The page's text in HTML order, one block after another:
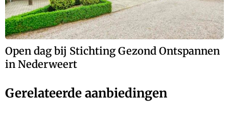
Open dag bij Stichting Gezond Ontspannen
in Nederweert
Gerelateerde aanbiedingen